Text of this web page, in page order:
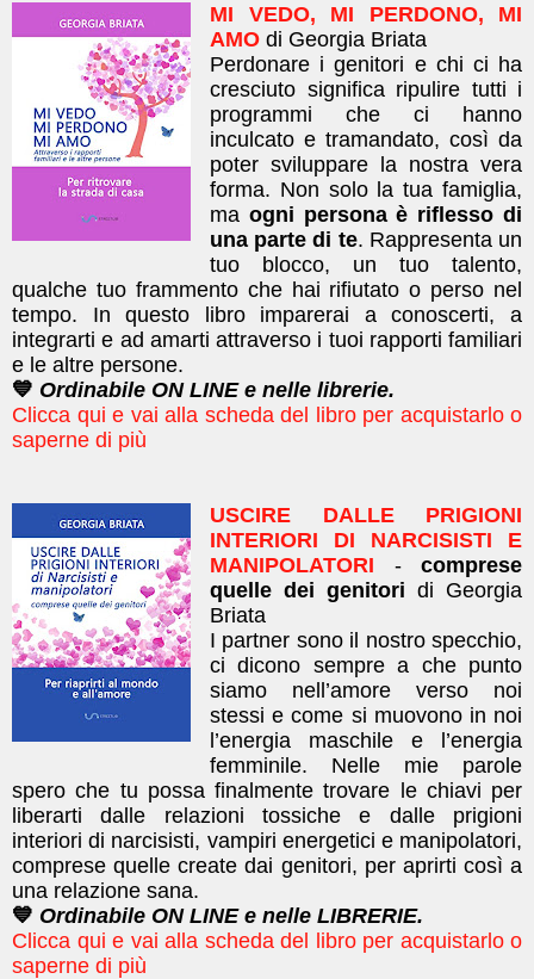
MI VEDO, MI PERDONO, MI
AMO di Georgia Briata
Perdonare i genitori e chi ci ha
cresciuto significa ripulire tutti i
programmi che ci hanno
inculcato e tramandato, così da
poter sviluppare la nostra vera
forma. Non solo la tuafamiglia,
ma ogni persona è riflesso di
una parte di te. Rappresenta un
tuo blocco, un tuo talento,
qualche tuo frammento che hai rifiutato o perso nel
tempo.
In questo libro imparerai a conoscerti, a
integrarti e ad amarti attraverso i tuoi rapporti familiari
e le altre persone.
💙 Ordinabile ON LINE e nelle librerie.
Clicca qui e vai alla scheda del libro per acquistarlo o
saperne di più
USCIRE DALLE PRIGIONI
INTERIORI DI NARCISISTI E
MANIPOLATORI
- comprese
quelle dei genitori di Georgia
Briata
I partner sono il nostro specchio,
ci dicono sempre a che punto
siamo nell’amore verso noi
stessi e come si muovono in noi
l’energia maschile e l’energia
femminile. Nelle mie parole
spero che tu possa finalmente trovare le chiavi per
liberarti dalle relazioni tossiche e dalle prigioni
interiori di narcisisti, vampiri energetici e manipolatori,
comprese quelle create dai genitori, per aprirti così a
una relazione sana.
💙 Ordinabile ON LINE e nelle LIBRERIE.
Clicca qui e vai alla scheda del libro per acquistarlo o
saperne di più